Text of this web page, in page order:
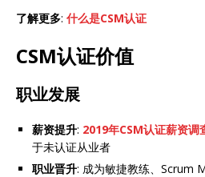
了解更多: 什么是CSM认证
CSM认证价值
职业发展
薪资提升: 2019年CSM认证薪资调
于未认证从业者
职业晋升: 成为敏捷教练、Scrum